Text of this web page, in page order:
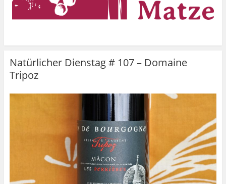
Natürlicher Dienstag # 107 – Domaine
Tripoz